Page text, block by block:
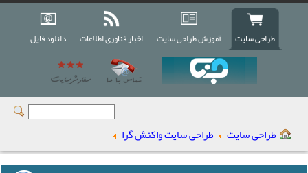
طراحی سایت آموزش طراحی سایت اخبار فناوری اطلاعات دانلود فایل
طراحی سایت طراحی سایت واکنش گرا